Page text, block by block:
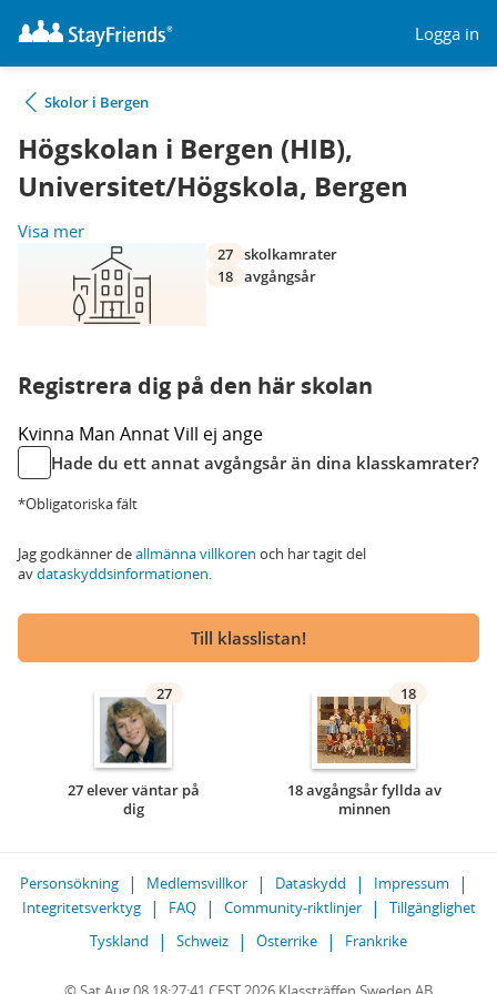
Logga in
Skolor i Bergen
Högskolan i Bergen (HIB),
Universitet/Högskola, Bergen
Visa mer
27 skolkamrater
18 avgångsår
Registrera dig på den här skolan
Kvinna Man AnnatVill ej ange
Hade du ett annat avgångsår än dina klasskamrater?
*Obligatoriska fält
Jag godkänner deallmänna villkoren och har tagit del
avdataskyddsinformationen.
Till klasslistan!
27
27 elever väntar på
dig
18
18 avgångsår fyllda av
minnen
Personsökning Medlemsvillkor Dataskydd
Impressum
Integritetsverktyg
FAQ Community-riktlinjer
Tillgänglighet
Tyskland
Schweiz Österrike Frankrike